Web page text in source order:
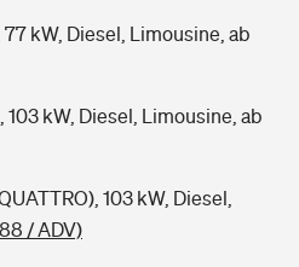
77 kW, Diesel, Limousine, ab
103 kW, Diesel, Limousine, ab
103 kW, Diesel,
/ ADV)